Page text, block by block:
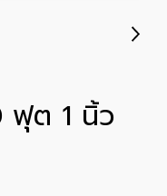
ฟุต 1 นิ้ว